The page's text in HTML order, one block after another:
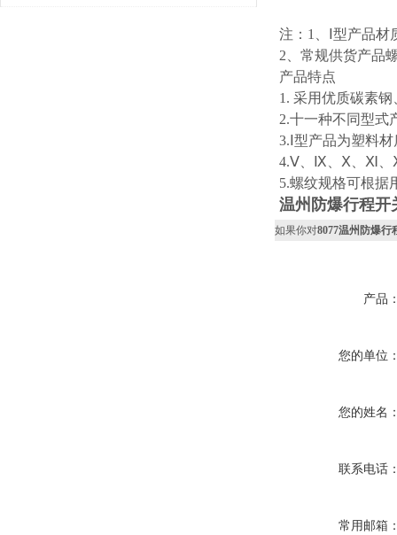
注：1、Ⅰ型产品
2、常规供货产品
产品特点
1. 采用优质碳素
2.十一种不同型式
3.Ⅰ型产品为塑料
4.Ⅴ、Ⅸ、Ⅹ、Ⅺ、
5.螺纹规格可根据
温州防爆行程开
如果你对8077温州防爆行
产品
您的单位
您的姓名
联系电话
常用邮箱